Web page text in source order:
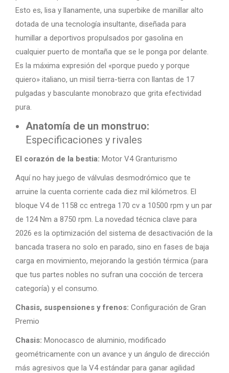
Esto es, lisa y llanamente, una superbike de manillar alto
dotada de una tecnología insultante, diseñada para
humillar a deportivos propulsados por gasolina en
cualquier puerto de montaña que se le ponga por delante.
Es la máxima expresión del «porque puedo y porque
quiero» italiano, un misil tierra-tierra con llantas de 17
pulgadas y basculante monobrazo que grita efectividad
pura.
Anatomía de un monstruo:
Especificaciones y rivales
El corazón de la bestia: Motor V4 Granturismo
Aquí no hay juego de válvulas desmodrómico que te
arruine la cuenta corriente cada diez mil kilómetros. El
bloque V4 de 1158 cc entrega 170 cv a 10500 rpm y un par
de 124 Nm a 8750 rpm. La novedad técnica clave para
2026 es la optimización del sistema de desactivación de la
bancada trasera no solo en parado, sino en fases de baja
carga en movimiento, mejorando la gestión térmica (para
que tus partes nobles no sufran una cocción de tercera
categoría) y el consumo.
Chasis, suspensiones y frenos: Configuración de Gran
Premio
Chasis: Monocasco de aluminio, modificado
geométricamente con un avance y un ángulo de dirección
más agresivos que la V4 estándar para ganar agilidad